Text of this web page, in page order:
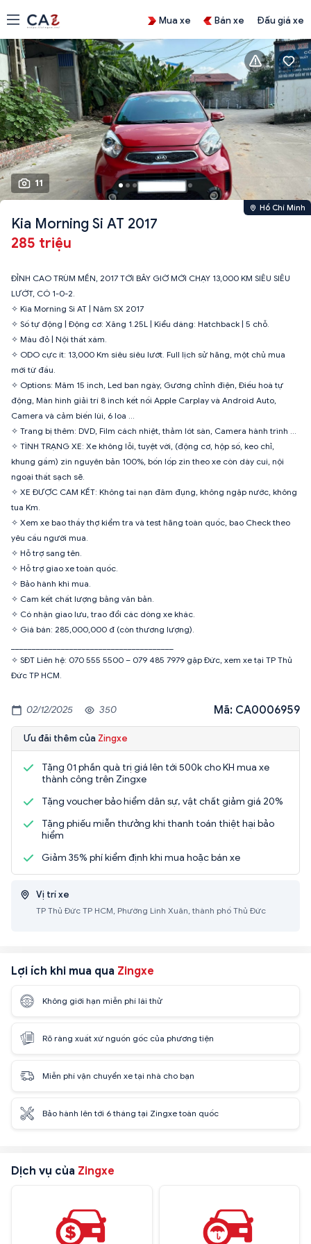
Mua xe Bán xe Đấu giá xe
11
Hồ Chí Minh
Kia Morning Si AT 2017
285 triệu
ĐỈNH CAO TRÙM MỀN, 2017 TỚI BÂY GIỜ MỚI CHẠY 13,000 KM SIÊU SIÊU
LƯỚT, CÓ 1-0-2.
✧ Kia Morning Si AT | Năm SX 2017
✧ Số tự động | Động cơ: Xăng 1.25L | Kiểu dáng: Hatchback | 5 chỗ.
✧ Màu đỏ | Nội thất xám.
✧ ODO cực ít: 13,000 Km siêu siêu lướt. Full lịch sử hãng, một chủ mua
mới từ đầu.
✧ Options: Mâm 15 inch, Led ban ngày, Gương chỉnh điện, Điều hoà tự
động, Màn hình giải trí 8 inch kết nối Apple Carplay và Android Auto,
Camera và cảm biến lùi, 6 loa …
✧ Trang bị thêm: DVD, Film cách nhiệt, thảm lót sàn, Camera hành trình …
✧ TÌNH TRẠNG XE: Xe không lỗi, tuyệt vời, (động cơ, hộp số, keo chỉ,
khung gầm) zin nguyên bản 100%, bốn lốp zin theo xe còn dày cui, nội
ngoại thất sạch sẽ.
✧ XE ĐƯỢC CAM KẾT: Không tai nạn đâm đụng, không ngập nước, không
tua Km.
✧ Xem xe bao thầy thợ kiểm tra và test hãng toàn quốc, bao Check theo
yêu cầu người mua.
✧ Hỗ trợ sang tên.
✧ Hỗ trợ giao xe toàn quốc.
✧ Bảo hành khi mua.
✧ Cam kết chất lượng bằng văn bản.
✧ Có nhận giao lưu, trao đổi các dòng xe khác.
✧ Giá bán: 285,000,000 đ (còn thương lượng).
✧ SĐT Liên hệ: 070 555 5500 – 079 485 7979 gặp Đức, xem xe tại TP Thủ
Đức TP HCM.
02/12/2025 350 Mã: CA0006959
Ưu đãi thêm của Zingxe
Tặng 01 phần quà trị giá lên tới 500k cho KH mua xe
thành công trên Zingxe
Tặng voucher bảo hiểm dân sự, vật chất giảm giá 20%
Tặng phiếu miễn thưởng khi thanh toán thiệt hại bảo
hiểm
Giảm 35% phí kiểm định khi mua hoặc bán xe
Vị trí xe
TP Thủ Đức TP HCM, Phường Linh Xuân, thành phố Thủ Đức
Lợi ích khi mua qua Zingxe
Không giới hạn miễn phí lái thử
Rõ ràng xuất xứ nguồn gốc của phương tiện
Miễn phí vận chuyển xe tại nhà cho bạn
Bảo hành lên tới 6 tháng tại Zingxe toàn quốc
Dịch vụ của Zingxe